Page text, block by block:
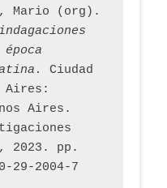
Ciudad
Aires:
Aires.
2023. pp.
29-2004-7